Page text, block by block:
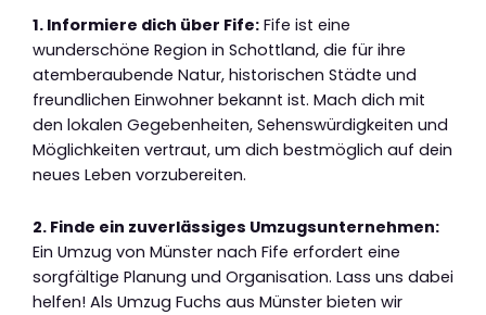
1. Informiere dich über Fife: Fife ist eine
wunderschöne Region in Schottland, die für ihre
atemberaubende Natur, historischen Städte und
freundlichen Einwohner bekannt ist. Mach dich mit
den lokalen Gegebenheiten, Sehenswürdigkeiten und
Möglichkeiten vertraut, um dich bestmöglich auf dein
neues Leben vorzubereiten.
2. Finde ein zuverlässiges Umzugsunternehmen:
Ein Umzug von Münster nach Fife erfordert eine
sorgfältige Planung und Organisation. Lass uns dabei
helfen! Als Umzug Fuchs aus Münster bieten wir